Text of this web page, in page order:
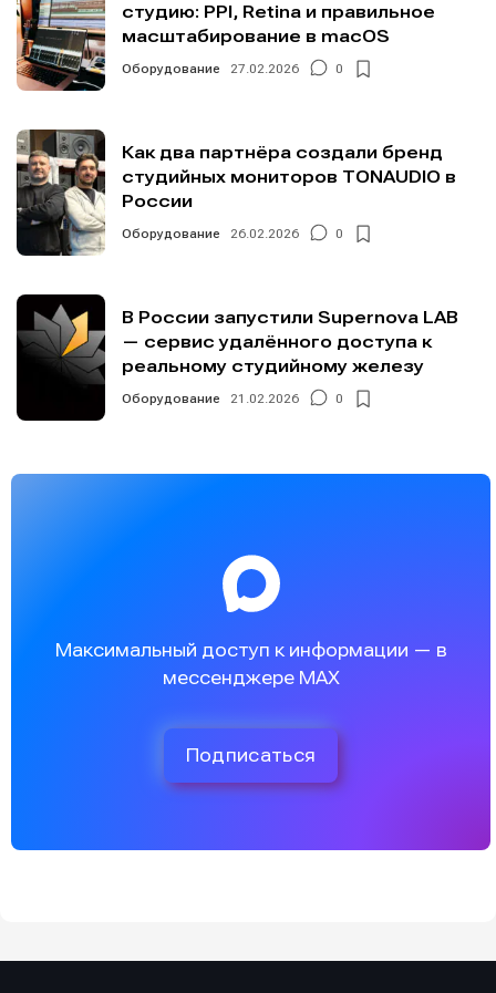
студию: PPI, Retina и правильное
масштабирование в macOS
Оборудование 27.02.2026 0
Как два партнёра создали бренд
студийных мониторов TONAUDIO в
России
Оборудование 26.02.2026 0
В России запустили Supernova LAB
— сервис удалённого доступа к
реальному студийному железу
Оборудование 21.02.2026 0
Максимальный доступ к информации — в
мессенджере MAX
Подписаться